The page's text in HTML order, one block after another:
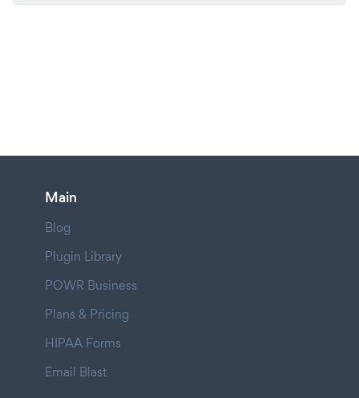
Main
Blog
Plugin Library
POWR Business
Plans & Pricing
HIPAA Forms
Email Blast